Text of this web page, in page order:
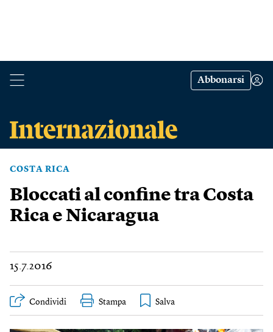
Abbonarsi
COSTA RICA
Bloccati al confine tra Costa
Rica e Nicaragua
15.7.2016
Condividi Stampa